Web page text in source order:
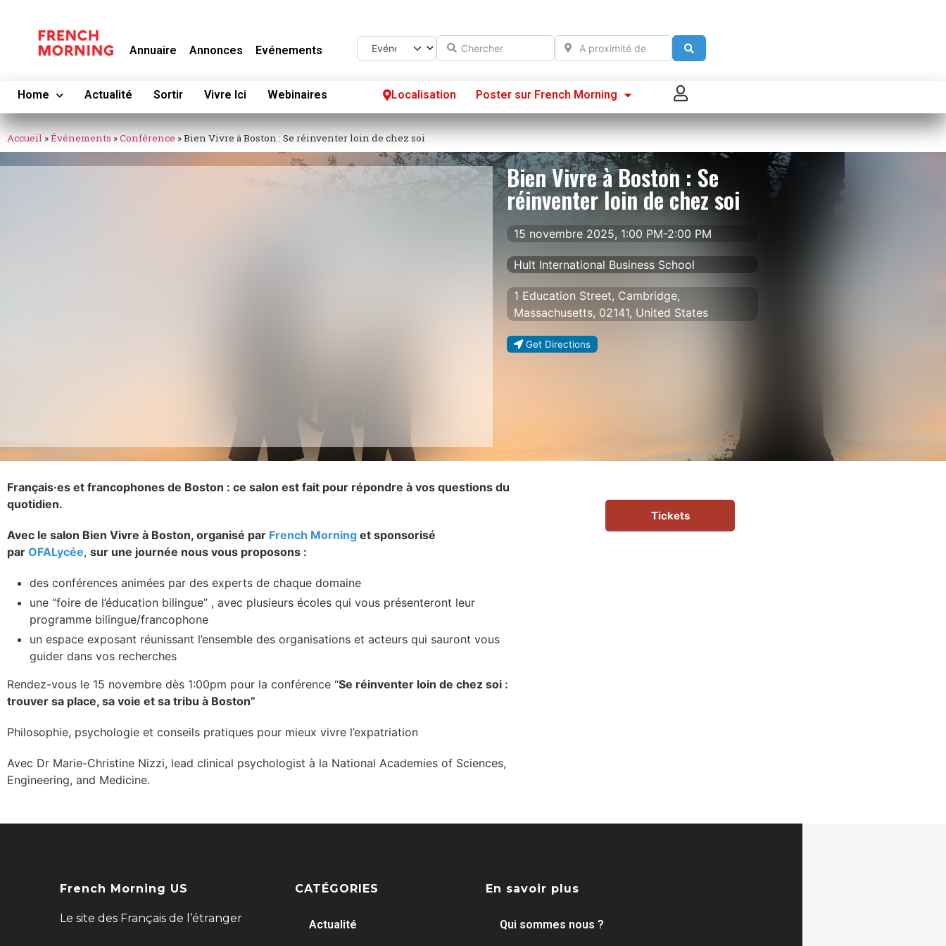
Annuaire Annonces Evénements
Select search typeChercher A proximité de
Home Actualité Sortir Vivre Ici Webinaires Localisation Poster sur French Morning
Se connecter
S’enregistrer
Poster sur French Morning
Accueil »Événements »Conférence »Bien Vivre à Boston : Se réinventer loin de chez soi
Bien Vivre à Boston : Se
réinventer loin de chez soi
15 novembre 2025, 1:00 PM-2:00 PM
Hult International Business School
1 Education Street, Cambridge,
Massachusetts, 02141, United States
Get Directions
Français·es et francophones de Boston : ce salon est fait pour répondre à vos questions du
quotidien.
Avec le salon Bien Vivre à Boston, organisé par French Morning et sponsorisé
par OFALycée, sur une journée nous vous proposons :
des conférences animées par des experts de chaque domaine
une “foire de l’éducation bilingue” , avec plusieurs écoles qui vous présenteront leur
programme bilingue/francophone
un espace exposant réunissant l’ensemble des organisations et acteurs qui sauront vous
guider dans vos recherches
Rendez-vous le 15 novembre dès 1:00pm pour la conférence “Se réinventer loin de chez soi :
trouver sa place, sa voie et sa tribu à Boston”
Philosophie, psychologie et conseils pratiques pour mieux vivre l’expatriation
Avec Dr Marie-Christine Nizzi, lead clinical psychologist à la National Academies of Sciences,
Engineering, and Medicine.
Tickets
French Morning US
Le site des Français de l’étranger
CATÉGORIES
Actualité
En savoir plus
Qui sommes nous ?